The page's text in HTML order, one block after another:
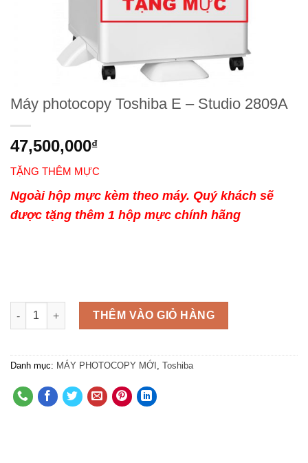
Máy photocopy Toshiba E – Studio 2809A
47,500,000₫
TẶNG THÊM MỰC
Ngoài hộp mực kèm theo máy. Quý khách sẽ
được tặng thêm 1 hộp mực chính hãng
Số lượng
THÊM VÀO GIỎ HÀNG
Danh mục: MÁY PHOTOCOPY MỚI Toshiba